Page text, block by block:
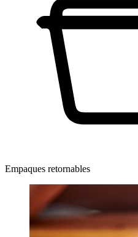
Empaques retornables